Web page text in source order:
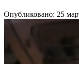
Опубликовано: 25